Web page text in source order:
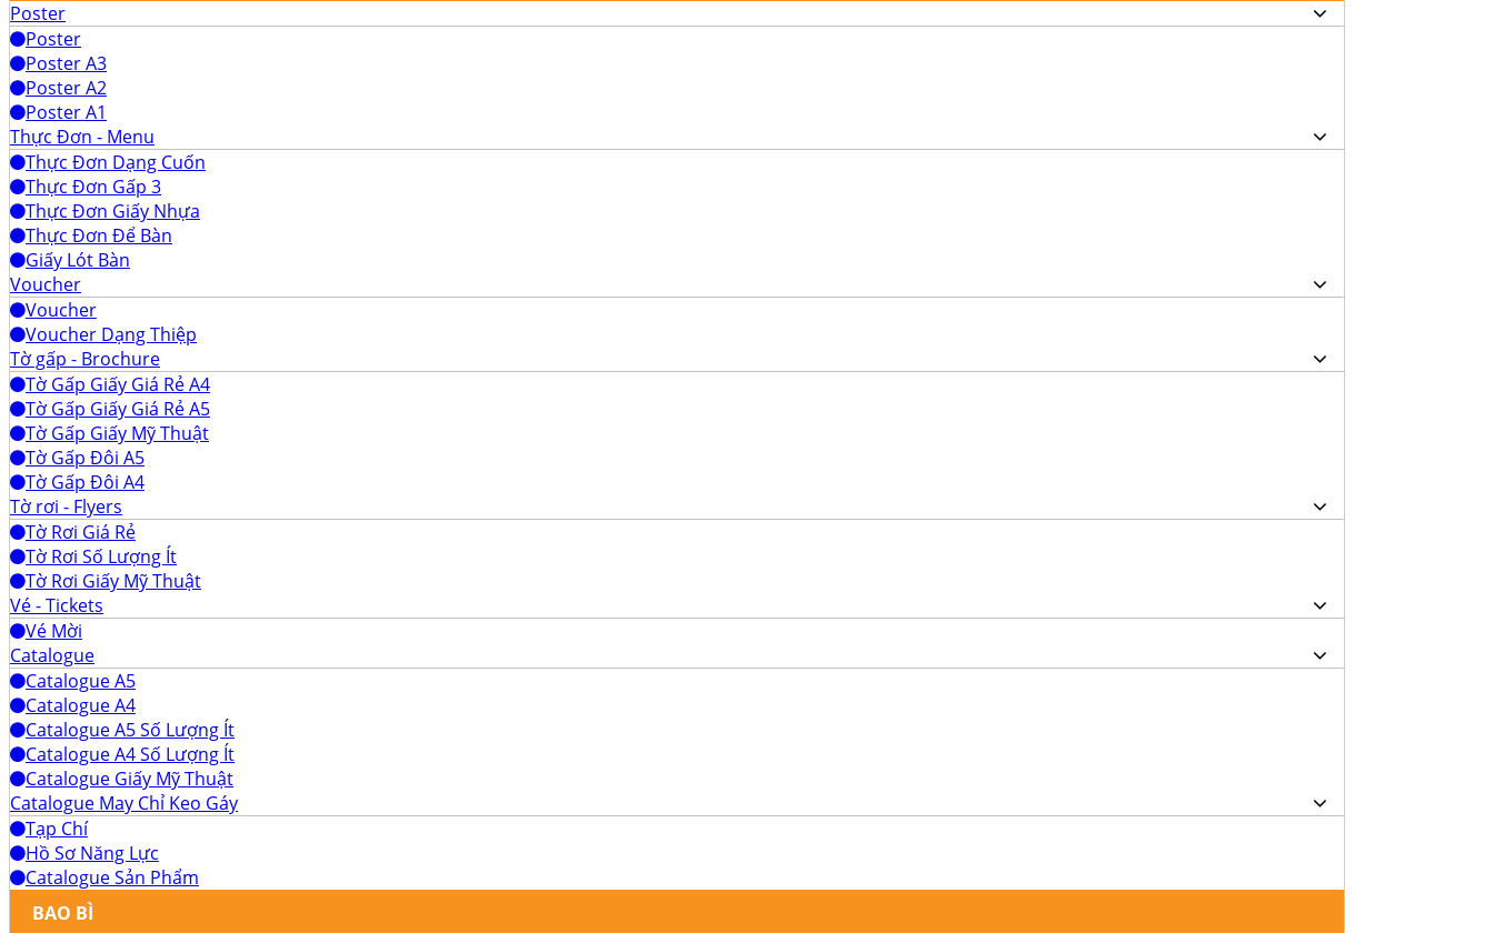
Poster
Poster
Poster A3
Poster A2
Poster A1
Thực Đơn - Menu
Thực Đơn Dạng Cuốn
Thực Đơn Gấp 3
Thực Đơn Giấy Nhựa
Thực Đơn Để Bàn
Giấy Lót Bàn
Voucher
Voucher
Voucher Dạng Thiệp
Tờ gấp - Brochure
Tờ Gấp Giấy Giá Rẻ A4
Tờ Gấp Giấy Giá Rẻ A5
Tờ Gấp Giấy Mỹ Thuật
Tờ Gấp Đôi A5
Tờ Gấp Đôi A4
Tờ rơi - Flyers
Tờ Rơi Giá Rẻ
Tờ Rơi Số Lượng Ít
Tờ Rơi Giấy Mỹ Thuật
Vé - Tickets
Vé Mời
Catalogue
Catalogue A5
Catalogue A4
Catalogue A5 Số Lượng Ít
Catalogue A4 Số Lượng Ít
Catalogue Giấy Mỹ Thuật
Catalogue May Chỉ Keo Gáy
Tạp Chí
Hồ Sơ Năng Lực
Catalogue Sản Phẩm
BAO BÌ